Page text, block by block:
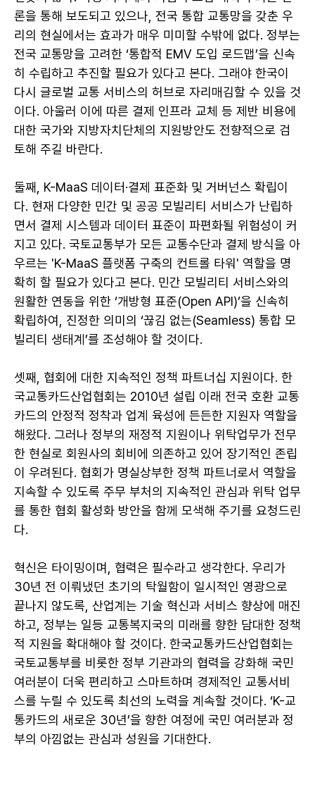
론을 통해 보도되고 있으나, 전국 통합 교통망을 갖춘 우
리의 현실에서는 효과가 매우 미미할 수밖에 없다. 정부는
전국 교통망을 고려한 ‘통합적 EMV 도입 로드맵’을 신속
히 수립하고 추진할 필요가 있다고 본다. 그래야 한국이
다시 글로벌 교통 서비스의 허브로 자리매김할 수 있을 것
이다. 아울러 이에 따른 결제 인프라 교체 등 제반 비용에
대한 국가와 지방자치단체의 지원방안도 전향적으로 검
토해 주길 바란다.
둘째, K-MaaS 데이터·결제 표준화 및 거버넌스 확립이
다. 현재 다양한 민간 및 공공 모빌리티 서비스가 난립하
면서 결제 시스템과 데이터 표준이 파편화될 위험성이 커
지고 있다. 국토교통부가 모든 교통수단과 결제 방식을 아
우르는 'K-MaaS 플랫폼 구축의 컨트롤 타워' 역할을 명
확히 할 필요가 있다고 본다. 민간 모빌리티 서비스와의
원활한 연동을 위한 ‘개방형 표준(Open API)’을 신속히
확립하여, 진정한 의미의 ‘끊김 없는(Seamless) 통합 모
빌리티 생태계’를 조성해야 할 것이다.
셋째, 협회에 대한 지속적인 정책 파트너십 지원이다. 한
국교통카드산업협회는 2010년 설립 이래 전국 호환 교통
카드의 안정적 정착과 업계 육성에 든든한 지원자 역할을
해왔다. 그러나 정부의 재정적 지원이나 위탁업무가 전무
한 현실로 회원사의 회비에 의존하고 있어 장기적인 존립
이 우려된다. 협회가 명실상부한 정책 파트너로서 역할을
지속할 수 있도록 주무 부처의 지속적인 관심과 위탁 업무
를 통한 협회 활성화 방안을 함께 모색해 주기를 요청드린
다.
혁신은 타이밍이며, 협력은 필수라고 생각한다. 우리가
30년 전 이뤄냈던 초기의 탁월함이 일시적인 영광으로
끝나지 않도록, 산업계는 기술 혁신과 서비스 향상에 매진
하고, 정부는 일등 교통복지국의 미래를 향한 담대한 정책
적 지원을 확대해야 할 것이다. 한국교통카드산업협회는
국토교통부를 비롯한 정부 기관과의 협력을 강화해 국민
여러분이 더욱 편리하고 스마트하며 경제적인 교통서비
스를 누릴 수 있도록 최선의 노력을 계속할 것이다. ‘K-교
통카드의 새로운 30년’을 향한 여정에 국민 여러분과 정
부의 아낌없는 관심과 성원을 기대한다.